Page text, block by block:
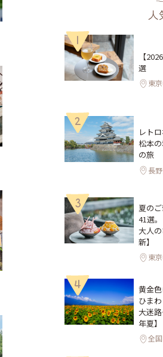
人
1
【
選
東
2
レト
松本
の旅
長
3
夏の
41選
大人
新】
東
4
黄金
ひま
大迷
年夏】
全国